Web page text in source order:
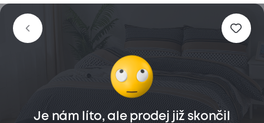
Je nám líto, ale prodej již skončil